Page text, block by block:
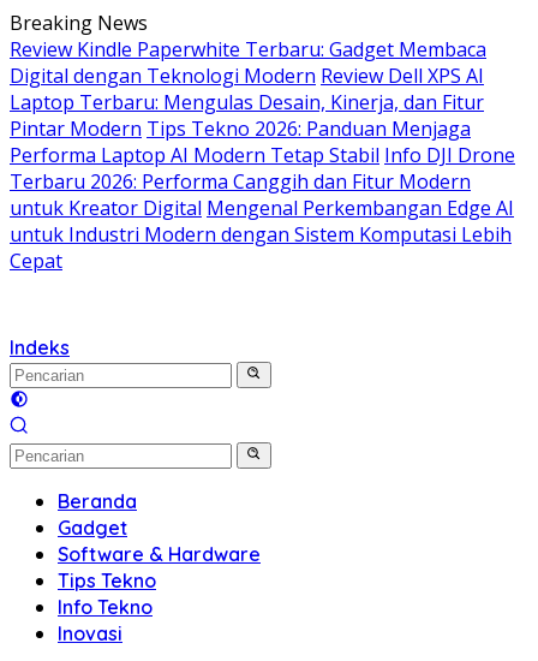
Langsung
ke
konten
Breaking News
Review Kindle Paperwhite Terbaru: Gadget Membaca
Digital dengan Teknologi Modern Review Dell XPS AI
Laptop Terbaru: Mengulas Desain, Kinerja, dan Fitur
Pintar Modern Tips Tekno 2026: Panduan Menjaga
Performa Laptop AI Modern Tetap Stabil Info DJI Drone
Terbaru 2026: Performa Canggih dan Fitur Modern
untuk Kreator Digital Mengenal Perkembangan Edge AI
untuk Industri Modern dengan Sistem Komputasi Lebih
Cepat
Indeks
Beranda
Gadget
Software & Hardware
Tips Tekno
Info Tekno
Inovasi